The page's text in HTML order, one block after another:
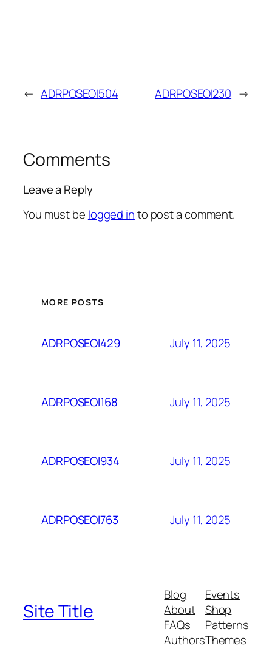
← ADRPOSEOI504 ADRPOSEOI230 →
Comments
Leave a Reply
You must be logged into post a comment.
MORE POSTS
ADRPOSEOI429 July 11, 2025
ADRPOSEOI168 July 11, 2025
ADRPOSEOI934 July 11, 2025
ADRPOSEOI763 July 11, 2025
Site Title
Blog
About
FAQs
Authors
Events
Shop
Patterns
Themes